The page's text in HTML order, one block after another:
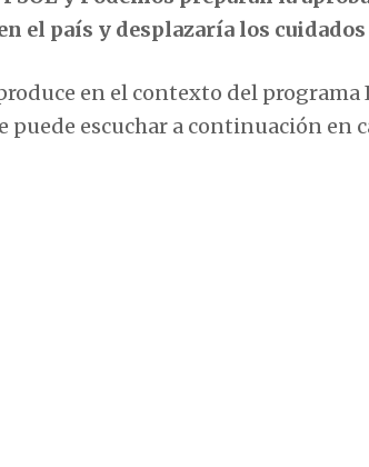
el país y desplazaría los
en el contexto del
puede escuchar a continuación en